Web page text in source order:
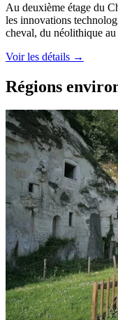
Au deuxième étage du
les innovations
cheval, du néolithique
Voir les détails →
Régions